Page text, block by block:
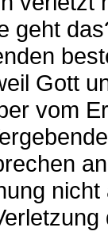
geht
Gott
vom
an